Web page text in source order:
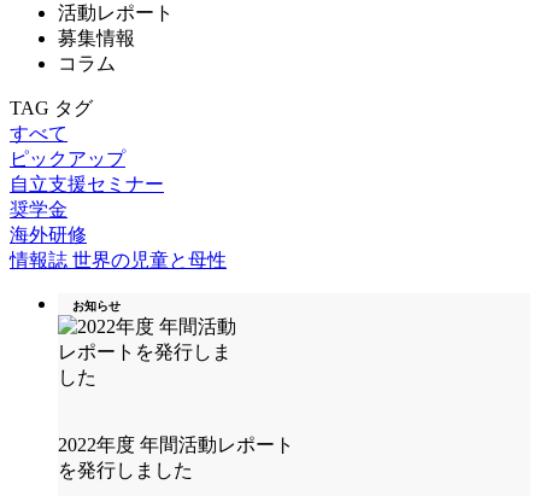
活動レポート
募集情報
コラム
TAG タグ
すべて
ピックアップ
自立支援セミナー
奨学金
海外研修
情報誌 世界の児童と母性
お知らせ
2022年度 年間活動レポート
を発行しました